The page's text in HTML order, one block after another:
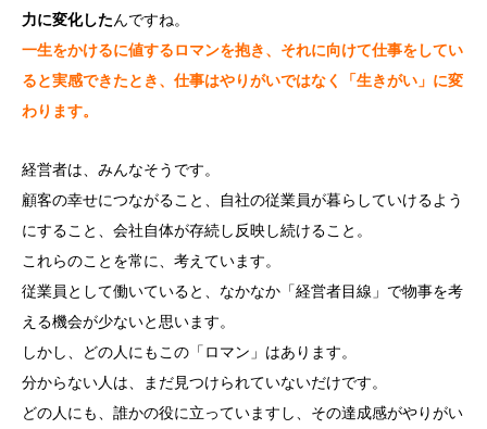
力に変化したんですね。
一生をかけるに値するロマンを抱き、それに向けて仕事をしてい
ると実感できたとき、仕事はやりがいではなく「生きがい」に変
わります。
経営者は、みんなそうです。
顧客の幸せにつながること、自社の従業員が暮らしていけるよう
にすること、会社自体が存続し反映し続けること。
これらのことを常に、考えています。
従業員として働いていると、なかなか「経営者目線」で物事を考
える機会が少ないと思います。
しかし、どの人にもこの「ロマン」はあります。
分からない人は、まだ見つけられていないだけです。
どの人にも、誰かの役に立っていますし、その達成感がやりがい